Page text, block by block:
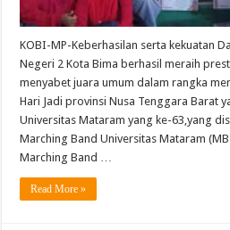
KOBI-MP-Keberhasilan serta kekuatan
Negeri 2 Kota Bima berhasil meraih
menyabet juara umum dalam rangka
Hari Jadi provinsi Nusa Tenggara Barat
Universitas Mataram yang ke-63,yang
Marching Band Universitas Mataram
Marching Band …
Read More »